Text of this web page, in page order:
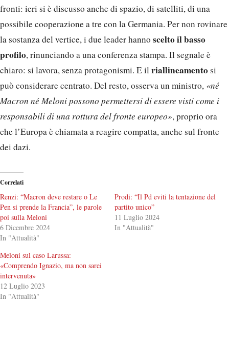
fronti: ieri si è discusso anche di spazio, di satelliti, di una
possibile cooperazione a tre con la Germania. Per non rovinare
la sostanza del vertice, i due leader hanno scelto il basso
profilo, rinunciando a una conferenza stampa. Il segnale è
chiaro: si lavora, senza protagonismi. E ilriallineamentosi
può considerare centrato. Del resto, osserva un ministro, «né
Macron né Meloni possono permettersi di essere visti come i
responsabili di una rottura del fronte europeo», proprio ora
che l’Europa è chiamata a reagire compatta, anche sul fronte
dei dazi.
Correlati
Renzi: “Macron deve restare o Le
Pen si prende la Francia”, le parole
poi sulla Meloni
6 Dicembre 2024
In "Attualità"
Prodi: “Il Pd eviti la tentazione del
partito unico”
11 Luglio 2024
In "Attualità"
Meloni sul caso Larussa:
«Comprendo Ignazio, ma non sarei
intervenuta»
12 Luglio 2023
In "Attualità"